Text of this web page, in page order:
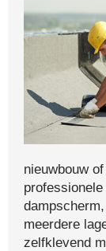
nieuwbouw
meerdere
zelfklevend